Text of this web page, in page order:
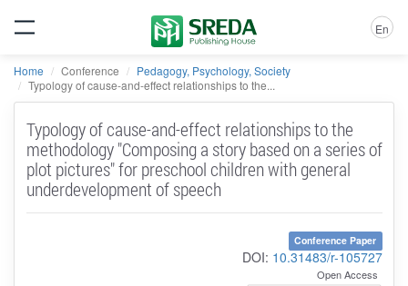
En
Home Conference
Pedagogy, Psychology, Society
Typology of cause-and-effect relationships to the...
Typology of cause-and-effect relationships to the
methodology "Composing a story based on a series of
plot pictures" for preschool children with general
underdevelopment of speech
Conference Paper
DOI: 10.31483/r-105727
Open Access